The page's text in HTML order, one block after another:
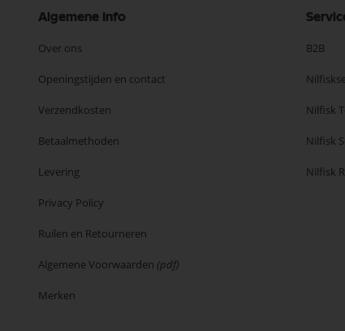
Algemene Info
Over ons
Openingstijden en contact
Verzendkosten
Betaalmethoden
Levering
Privacy Policy
Ruilen en Retourneren
Algemene Voorwaarden (pdf)
Merken
B2B
Nilfisk
Nilfisk
Nilfisk